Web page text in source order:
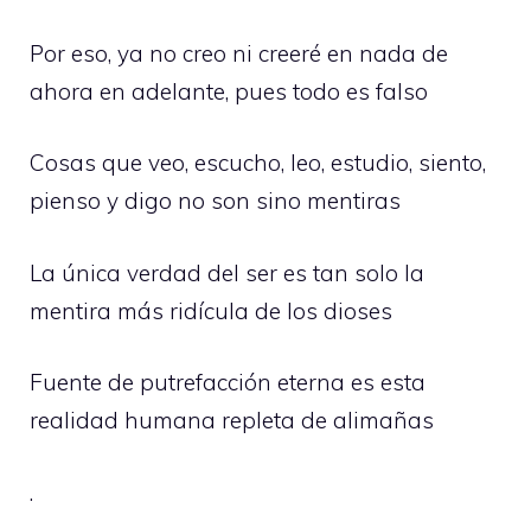
Por eso, ya no creo ni creeré en nada de
ahora en adelante, pues todo es falso
Cosas que veo, escucho, leo, estudio, siento,
pienso y digo no son sino mentiras
La única verdad del ser es tan solo la
mentira más ridícula de los dioses
Fuente de putrefacción eterna es esta
realidad humana repleta de alimañas
.